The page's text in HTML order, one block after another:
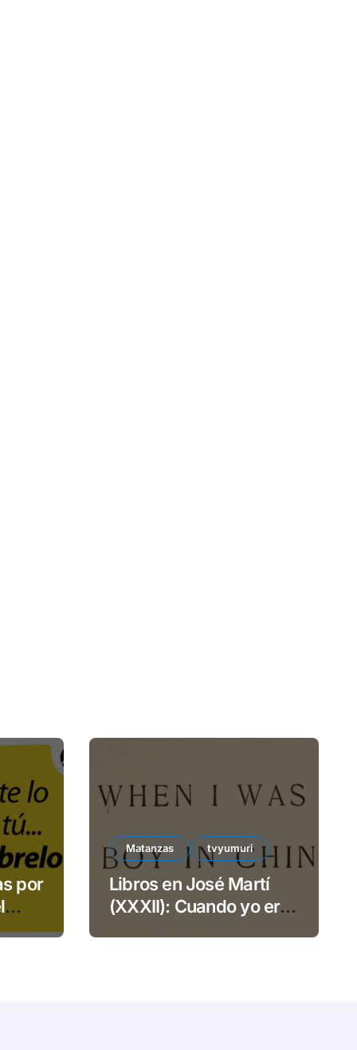
por
Matanzas tvyumuri
Libros en José Martí
(XXXII): Cuando yo era